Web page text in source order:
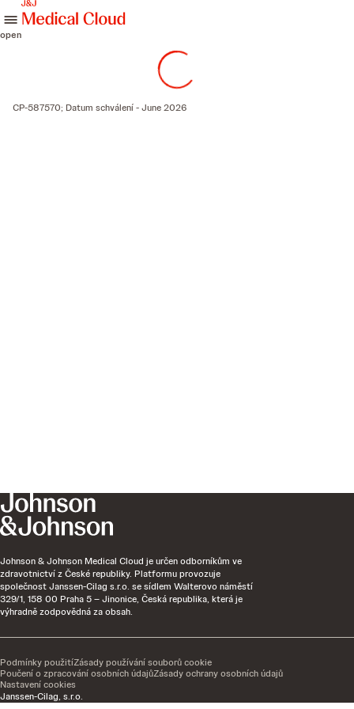
open
CP-587570; Datum schválení - June 2026
Johnson & Johnson Medical Cloud je určen odborníkům ve
zdravotnictví z České republiky. Platformu provozuje
společnost Janssen-Cilag s.r.o. se sídlem Walterovo náměstí
329/1, 158 00 Praha 5 – Jinonice, Česká republika, která je
výhradně zodpovědná za obsah.
Janssen-Cilag, s.r.o.
Podmínky použitíZásady používání souborů cookie
Poučení o zpracování osobních údajůZásady ochrany osobních údajů
Nastavení cookies